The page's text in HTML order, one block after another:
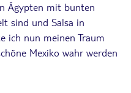
Ägypten mit bunten
sind und Salsa in
ich nun meinen Traum
Mexiko wahr werden